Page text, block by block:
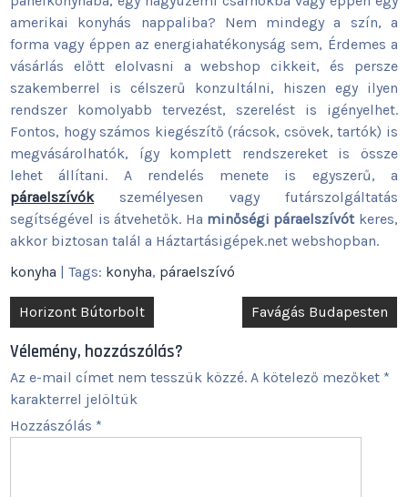
amerikai konyhás nappaliba? Nem mindegy a szín, a
forma vagy éppen az energiahatékonyság sem, Érdemes a
vásárlás előtt elolvasni a webshop cikkeit, és persze
szakemberrel is célszerű konzultálni, hiszen egy ilyen
rendszer komolyabb tervezést, szerelést is igényelhet.
Fontos, hogy számos kiegészítő (rácsok, csövek, tartók) is
megvásárolhatók, így komplett rendszereket is össze
lehet állítani. A rendelés menete is egyszerű, a
páraelszívókszemélyesen vagy futárszolgáltatás
segítségével is átvehetők. Ha minőségi páraelszívótkeres,
akkor biztosan talál a Háztartásigépek.net webshopban.
konyha | Tags: konyha, páraelszívó
Bejegyzés
navigáció
Horizont Bútorbolt Favágás Budapesten
Vélemény, hozzászólás?
Az e-mail címet nem tesszük közzé. A kötelező mezőket *
karakterrel jelöltük
Hozzászólás *